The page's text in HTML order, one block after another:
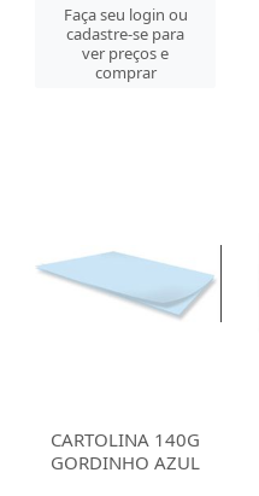
Faça seu login ou
cadastre-se para
ver preços e
comprar
CARTOLINA 140G
GORDINHO AZUL